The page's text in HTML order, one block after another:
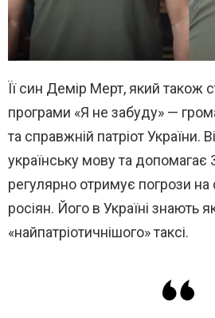
Її син Демір Мерт, який також
програми «Я не забуду» —
та справжній патріот України.
українську мову та
регулярно отримує погрози
росіян. Його в Україні знають
«найпатріотичнішого» таксі.